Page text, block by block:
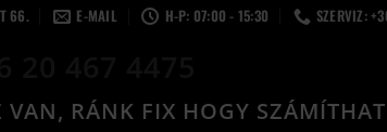
66. E-MAIL H-P: 07:00 - 15:30 SZERVIZ:
VAN, RÁNK FIX HOGY